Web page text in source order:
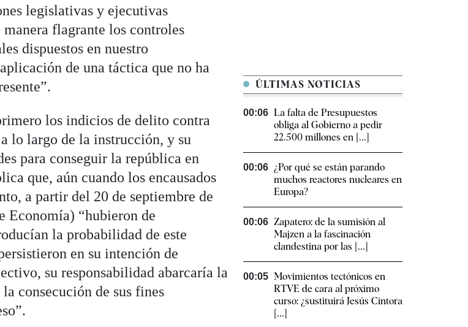
legislativas y ejecutivas
flagrante los controles
dispuestos en nuestro
de una táctica que no ha
los indicios de delito contra
lo largo de la instrucción, y su
para conseguir la república en
que, aún cuando los encausados
a partir del 20 de septiembre de
Economía) “hubieron de
la probabilidad de este
en su intención de
su responsabilidad abarcaría la
consecución de sus fines
ÚLTIMAS NOTICIAS
00:06 La falta de Presupuestos
obliga al Gobierno a pedir
22.500 millones en [...]
00:06 ¿Por qué se están parando
muchos reactores nucleares en
Europa?
00:06 Zapatero: de la sumisión al
Majzen a la fascinación
clandestina por las [...]
00:05 Movimientos tectónicos en
RTVE de cara al próximo
curso: ¿sustituirá Jesús Cintora
[...]